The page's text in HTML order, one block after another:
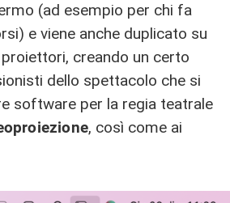
(ad esempio per chi fa
e viene anche duplicato su
creando un certo
dello spettacolo che si
software per la regia teatrale
, così come ai